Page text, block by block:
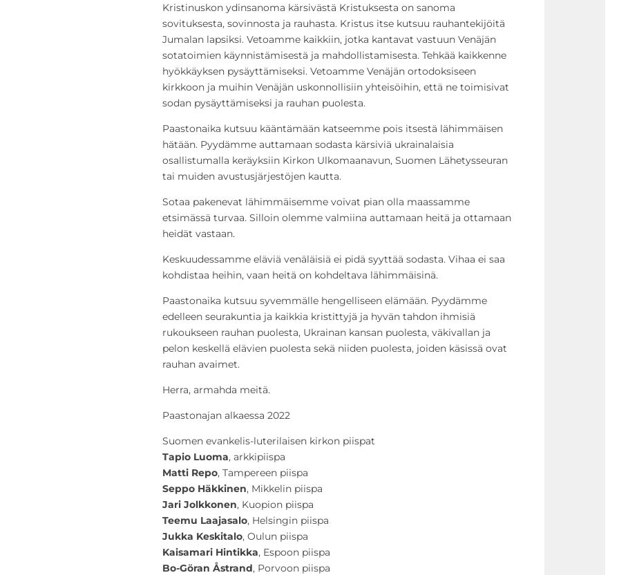
Kristinuskon ydinsanoma kärsivästä Kristuksesta on sanoma
sovituksesta, sovinnosta ja rauhasta. Kristus itse kutsuu rauhantekijöitä
Jumalan lapsiksi. Vetoamme kaikkiin, jotka kantavat vastuun Venäjän
sotatoimien käynnistämisestä ja mahdollistamisesta. Tehkää kaikkenne
hyökkäyksen pysäyttämiseksi. Vetoamme Venäjän ortodoksiseen
kirkkoon ja muihin Venäjän uskonnollisiin yhteisöihin, että ne toimisivat
sodan pysäyttämiseksi ja rauhan puolesta.
Paastonaika kutsuu kääntämään katseemme pois itsestä lähimmäisen
hätään. Pyydämme auttamaan sodasta kärsiviä ukrainalaisia
osallistumalla keräyksiin Kirkon Ulkomaanavun, Suomen Lähetysseuran
tai muiden avustusjärjestöjen kautta.
Sotaa pakenevat lähimmäisemme voivat pian olla maassamme
etsimässä turvaa. Silloin olemme valmiina auttamaan heitä ja ottamaan
heidät vastaan.
Keskuudessamme eläviä venäläisiä ei pidä syyttää sodasta. Vihaa ei saa
kohdistaa heihin, vaan heitä on kohdeltava lähimmäisinä.
Paastonaika kutsuu syvemmälle hengelliseen elämään. Pyydämme
edelleen seurakuntia ja kaikkia kristittyjä ja hyvän tahdon ihmisiä
rukoukseen rauhan puolesta, Ukrainan kansan puolesta, väkivallan ja
pelon keskellä elävien puolesta sekä niiden puolesta, joiden käsissä ovat
rauhan avaimet.
Herra, armahda meitä.
Paastonajan alkaessa 2022
Suomen evankelis-luterilaisen kirkon piispat
Tapio Luoma, arkkipiispa
Matti Repo, Tampereen piispa
Seppo Häkkinen, Mikkelin piispa
Jari Jolkkonen, Kuopion piispa
Teemu Laajasalo, Helsingin piispa
Jukka Keskitalo, Oulun piispa
Kaisamari Hintikka, Espoon piispa
Bo-Göran Åstrand, Porvoon piispa